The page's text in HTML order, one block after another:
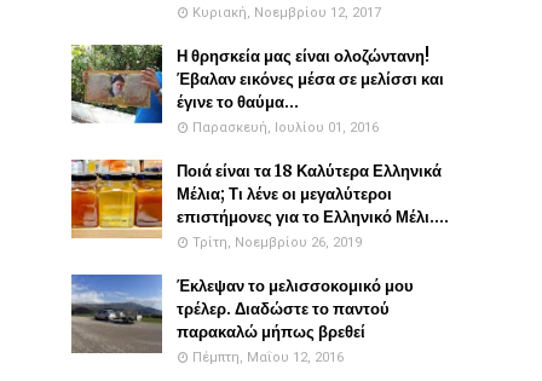
Κυριακή, Νοεμβρίου 12, 2017
Η θρησκεία μας είναι ολοζώντανη!
Έβαλαν εικόνες μέσα σε μελίσσι και
έγινε το θαύμα...
Παρασκευή, Ιουλίου 01, 2016
Ποιά είναι τα 18 Καλύτερα Ελληνικά
Μέλια; Τι λένε οι μεγαλύτεροι
επιστήμονες για το Ελληνικό Μέλι....
Τρίτη, Νοεμβρίου 26, 2019
Έκλεψαν το μελισσοκομικό μου
τρέλερ. Διαδώστε το παντού
παρακαλώ μήπως βρεθεί
Πέμπτη, Μαΐου 12, 2016